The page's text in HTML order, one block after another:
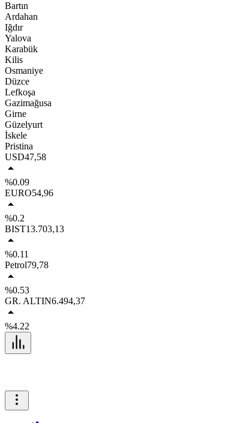
Bartın
Ardahan
Iğdır
Yalova
Karabük
Kilis
Osmaniye
Düzce
Lefkoşa
Gazimağusa
Girne
Güzelyurt
İskele
Pristina
USD47,58
%0.09
EURO54,96
%0.2
BIST13.703,13
%0.11
Petrol79,78
%0.53
GR. ALTIN6.494,37
%4.22